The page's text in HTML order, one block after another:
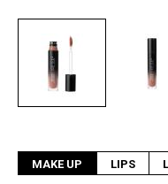
MAKE UP LIPS